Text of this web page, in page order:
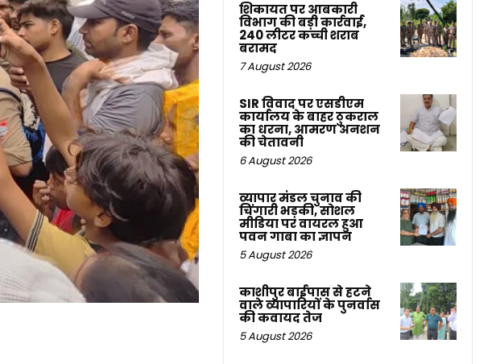
शिकायत पर आबकारी
विभाग की बड़ी कार्रवाई,
240 लीटर कच्ची शराब
बरामद
7 August 2026
SIR विवाद पर एसडीएम
कार्यालय के बाहर ठुकराल
का धरना, आमरण अनशन
की चेतावनी
6 August 2026
व्यापार मंडल चुनाव की
चिंगारी भड़की, सोशल
मीडिया पर वायरल हुआ
पवन गाबा का ज्ञापन
5 August 2026
काशीपुर बाईपास से हटने
वाले व्यापारियों के पुनर्वास
की कवायद तेज
5 August 2026